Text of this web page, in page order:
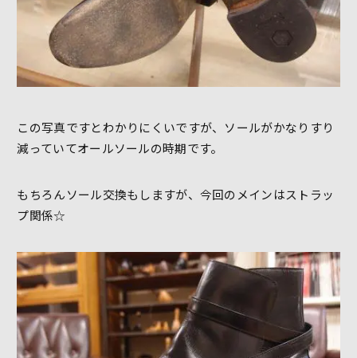
この写真ですとわかりにくいですが、ソールがかなりすり
減っていてオールソールの時期です。
もちろんソール交換もしますが、今回のメインはストラッ
プ関係☆